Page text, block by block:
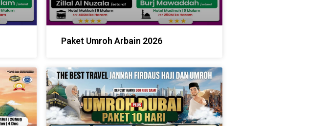
Paket Umroh Arbain 2026